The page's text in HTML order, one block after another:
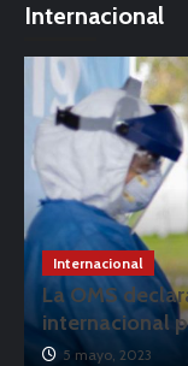
Internacional
Internacional
La OMS
internacional
5 mayo, 2023